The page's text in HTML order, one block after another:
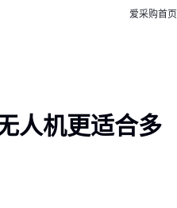
爱采购首页
人机更适合多